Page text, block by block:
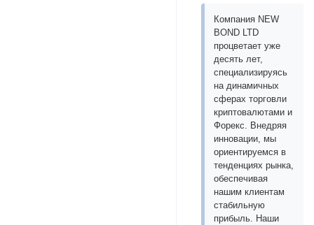
Компания NEW
BOND LTD
процветает уже
десять лет,
специализируясь
на динамичных
сферах торговли
криптовалютами и
Форекс. Внедряя
инновации, мы
ориентируемся в
тенденциях рынка,
обеспечивая
нашим клиентам
стабильную
прибыль. Наши